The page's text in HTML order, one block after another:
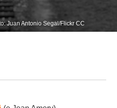
Juan Antonio Segal/Flickr CC